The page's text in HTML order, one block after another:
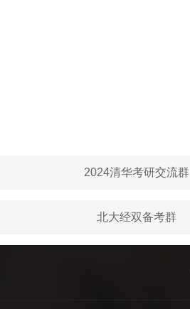
2024清华考研交流群
北大经双备考群